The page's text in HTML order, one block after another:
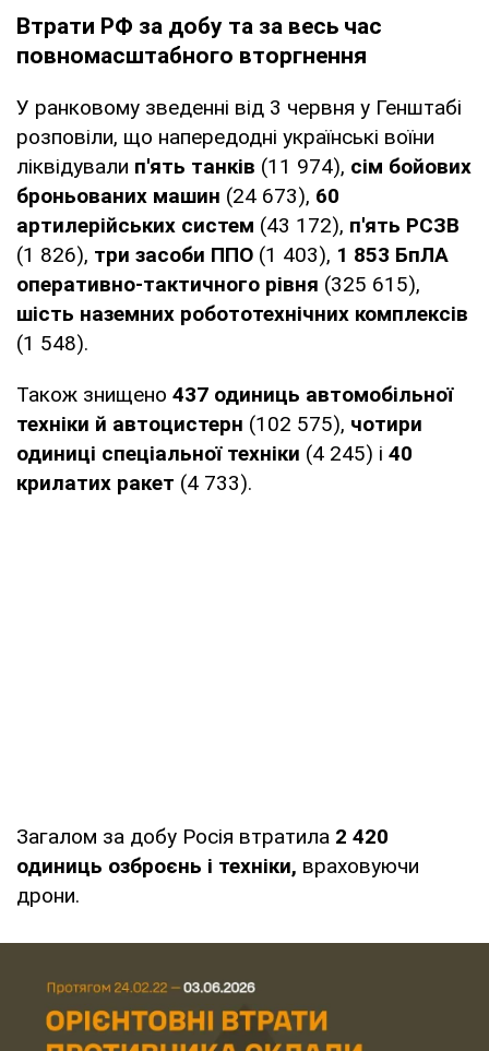
Втрати РФ за добу та за весь час
повномасштабного вторгнення
У ранковому зведенні від 3 червня у Генштабі
розповіли, що напередодні українські воїни
ліквідували п'ять танків (11 974), сім бойових
броньованих машин (24 673), 60
артилерійських систем (43 172), п'ять РСЗВ
(1 826), три засоби ППО (1 403), 1 853 БпЛА
оперативно-тактичного рівня (325 615),
шість наземних робототехнічних комплексів
(1 548).
Також знищено 437 одиниць автомобільної
техніки й автоцистерн (102 575), чотири
одиниці спеціальної техніки (4 245) і 40
крилатих ракет (4 733).
Загалом за добу Росія втратила 2 420
одиниць озброєнь і техніки, враховуючи
дрони.